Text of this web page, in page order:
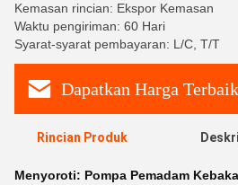
Kemasan rincian: Ekspor Kemasan
Waktu pengiriman: 60 Hari
Syarat-syarat pembayaran: L/C, T/T
Dapatkan Harga Terbaik
Rincian Produk
Menyoroti: Pompa Pemadam